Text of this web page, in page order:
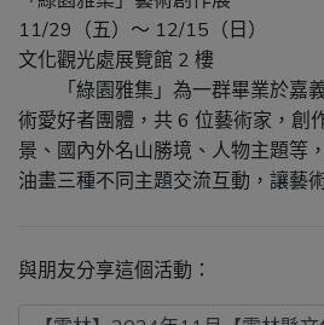
11/29（五）～ 12/15（日）
文化觀光處展覽館 2 樓
「綠園雅集」為一群畢業於嘉
術愛好者團體，共 6 位藝術家，創
景、國內外名山勝境、人物主題等
油畫三種不同主題交流互動，讓藝
與朋友分享這個活動：